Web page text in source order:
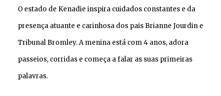
O estado de Kenadie inspira cuidados constantes e da
presença atuante e carinhosa dos pais Brianne Jourdin e
Tribunal Bromley. A menina está com 4 anos, adora
passeios, corridas e começa a falar as suas primeiras
palavras.